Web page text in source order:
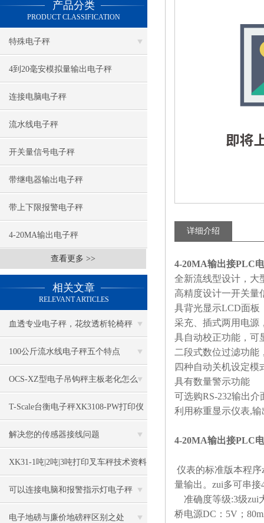
产品分类
PRODUCT CLASSIFICATION
特殊电子秤
4到20毫安模拟量输出电子秤
连接电脑电子秤
流水线电子秤
开关量信号电子秤
带继电器输出电子秤
带上下限报警电子秤
4-20MA输出电子秤
查看更多 >>
相关文章
RELEVANT ARTICLES
血透专业电子秤，花纹透析轮椅秤
100公斤流水线电子秤五个特点
OCS-XZ型电子吊钩秤主板老化怎么
办？
T-Scale台衡电子秤XK3108-PW打印仪
表
解决您的传感器接线问题
XK31-1吨|2吨|3吨打印叉车秤技术资料
可以连接电脑和报警指示灯电子秤
电子地磅与廉价地磅秤区别之处
详细介绍
4-20MA输出接PLC
全新流线型设计，大
高精度设计一开关量
具背光显示LCD面板
采充、插式两用电源
具自动校正功能，可
二段式数位过滤功能
四种自动关机设定模
具有数量警示功能
可选购RS-232输出介
利用称重显示仪表,输
4-20MA输出接PLC
仪表的标准版本程
量输出。zui多可串接
准确度等级:3级zui
桥电源DC ： 5V ；